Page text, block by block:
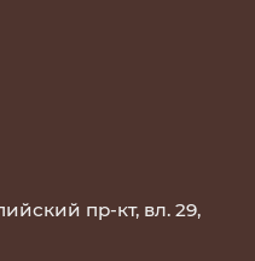
пр-кт, вл. 29,